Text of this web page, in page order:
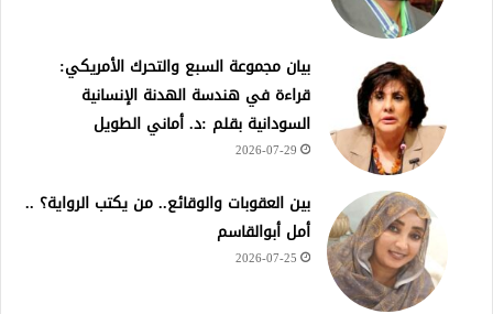
بيان مجموعة السبع والتحرك الأمريكي:
قراءة في هندسة الهدنة الإنسانية
السودانية بقلم :د. أماني الطويل
2026-07-29
بين العقوبات والوقائع.. من يكتب الرواية؟ ..
أمل أبوالقاسم
2026-07-25